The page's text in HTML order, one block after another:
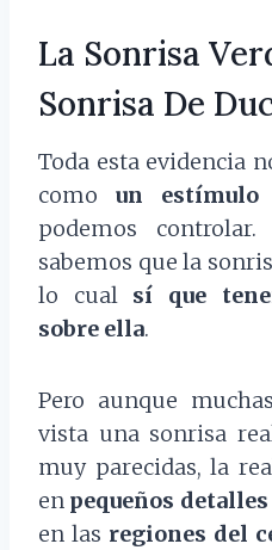
La Sonrisa
Sonrisa De
Toda esta evidencia
como un estímulo
podemos
sabemos que la
lo cual sí que
sobre ella.
Pero aunque
vista una sonrisa
muy parecidas, la
en pequeños detalles
en las regiones del